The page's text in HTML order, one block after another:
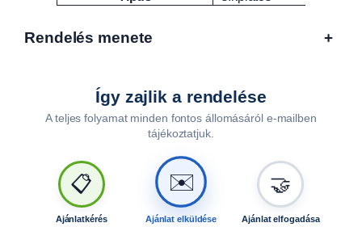
Rendelés menete +
Így zajlik a rendelése
A teljes folyamat minden fontos állomásáról e-mailben
tájékoztatjuk.
📋
Ajánlatkérés
✉️
Ajánlat elküldése
🤝
Ajánlat elfogadása